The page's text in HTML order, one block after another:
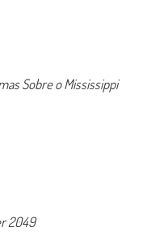
Sobre o Mississippi
2049